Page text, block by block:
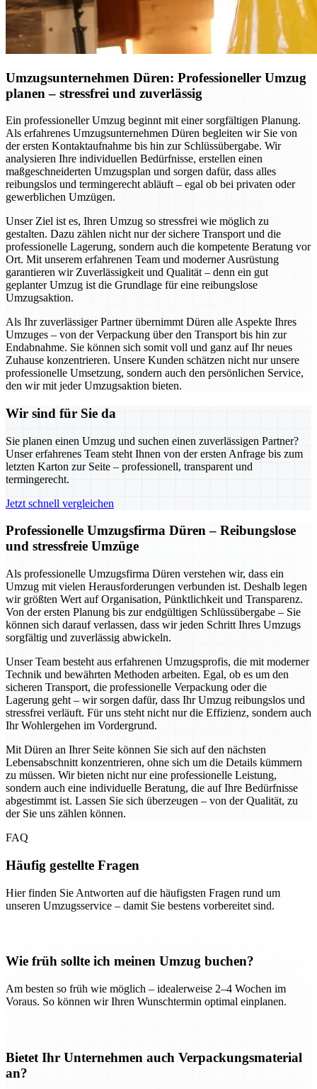
Umzugsunternehmen Düren: Professioneller Umzug
planen – stressfrei und zuverlässig
Ein professioneller Umzug beginnt mit einer sorgfältigen Planung.
Als erfahrenes Umzugsunternehmen Düren begleiten wir Sie von
der ersten Kontaktaufnahme bis hin zur Schlüssübergabe. Wir
analysieren Ihre individuellen Bedürfnisse, erstellen einen
maßgeschneiderten Umzugsplan und sorgen dafür, dass alles
reibungslos und termingerecht abläuft – egal ob bei privaten oder
gewerblichen Umzügen.
Unser Ziel ist es, Ihren Umzug so stressfrei wie möglich zu
gestalten. Dazu zählen nicht nur der sichere Transport und die
professionelle Lagerung, sondern auch die kompetente Beratung vor
Ort. Mit unserem erfahrenen Team und moderner Ausrüstung
garantieren wir Zuverlässigkeit und Qualität – denn ein gut
geplanter Umzug ist die Grundlage für eine reibungslose
Umzugsaktion.
Als Ihr zuverlässiger Partner übernimmt Düren alle Aspekte Ihres
Umzuges – von der Verpackung über den Transport bis hin zur
Endabnahme. Sie können sich somit voll und ganz auf Ihr neues
Zuhause konzentrieren. Unsere Kunden schätzen nicht nur unsere
professionelle Umsetzung, sondern auch den persönlichen Service,
den wir mit jeder Umzugsaktion bieten.
Wir sind für Sie da
Sie planen einen Umzug und suchen einen zuverlässigen Partner?
Unser erfahrenes Team steht Ihnen von der ersten Anfrage bis zum
letzten Karton zur Seite – professionell, transparent und
termingerecht.
Jetzt schnell vergleichen
Professionelle Umzugsfirma Düren – Reibungslose
und stressfreie Umzüge
Als professionelle Umzugsfirma Düren verstehen wir, dass ein
Umzug mit vielen Herausforderungen verbunden ist. Deshalb legen
wir größten Wert auf Organisation, Pünktlichkeit und Transparenz.
Von der ersten Planung bis zur endgültigen Schlüssübergabe – Sie
können sich darauf verlassen, dass wir jeden Schritt Ihres Umzugs
sorgfältig und zuverlässig abwickeln.
Unser Team besteht aus erfahrenen Umzugsprofis, die mit moderner
Technik und bewährten Methoden arbeiten. Egal, ob es um den
sicheren Transport, die professionelle Verpackung oder die
Lagerung geht – wir sorgen dafür, dass Ihr Umzug reibungslos und
stressfrei verläuft. Für uns steht nicht nur die Effizienz, sondern auch
Ihr Wohlergehen im Vordergrund.
Mit Düren an Ihrer Seite können Sie sich auf den nächsten
Lebensabschnitt konzentrieren, ohne sich um die Details kümmern
zu müssen. Wir bieten nicht nur eine professionelle Leistung,
sondern auch eine individuelle Beratung, die auf Ihre Bedürfnisse
abgestimmt ist. Lassen Sie sich überzeugen – von der Qualität, zu
der Sie uns zählen können.
FAQ
Häufig gestellte Fragen
Hier finden Sie Antworten auf die häufigsten Fragen rund um
unseren Umzugsservice – damit Sie bestens vorbereitet sind.
Wie früh sollte ich meinen Umzug buchen?
Am besten so früh wie möglich – idealerweise 2–4 Wochen im
Voraus. So können wir Ihren Wunschtermin optimal einplanen.
Bietet Ihr Unternehmen auch Verpackungsmaterial
an?